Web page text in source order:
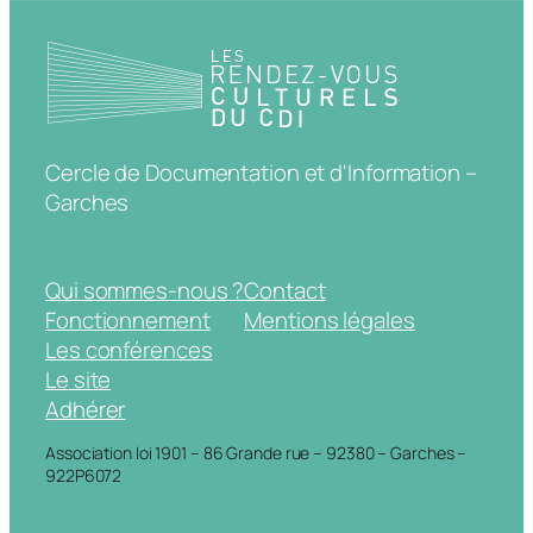
Cercle de Documentation et d'Information –
Garches
Qui sommes-nous ?
Fonctionnement
Les conférences
Le site
Adhérer
Contact
Mentions légales
Association loi 1901 – 86 Grande rue – 92380 – Garches –
922P6072